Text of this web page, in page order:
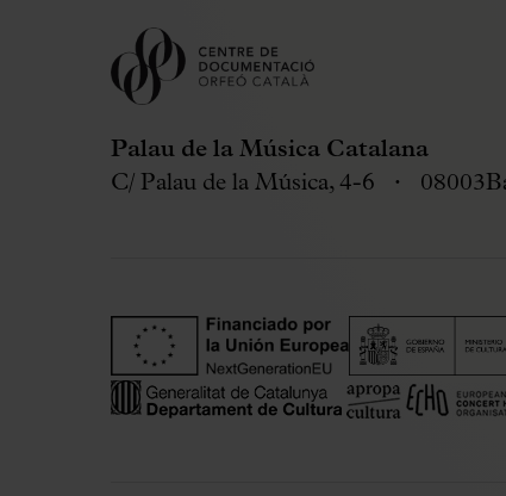
Palau de la Música Catalana
C/ Palau de la Música, 4-6
08003